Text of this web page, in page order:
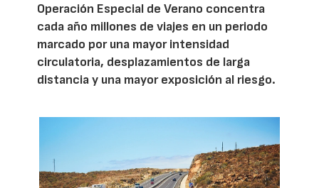
Operación Especial de Verano concentra
cada año millones de viajes en un periodo
marcado por una mayor intensidad
circulatoria, desplazamientos de larga
distancia y una mayor exposición al riesgo.